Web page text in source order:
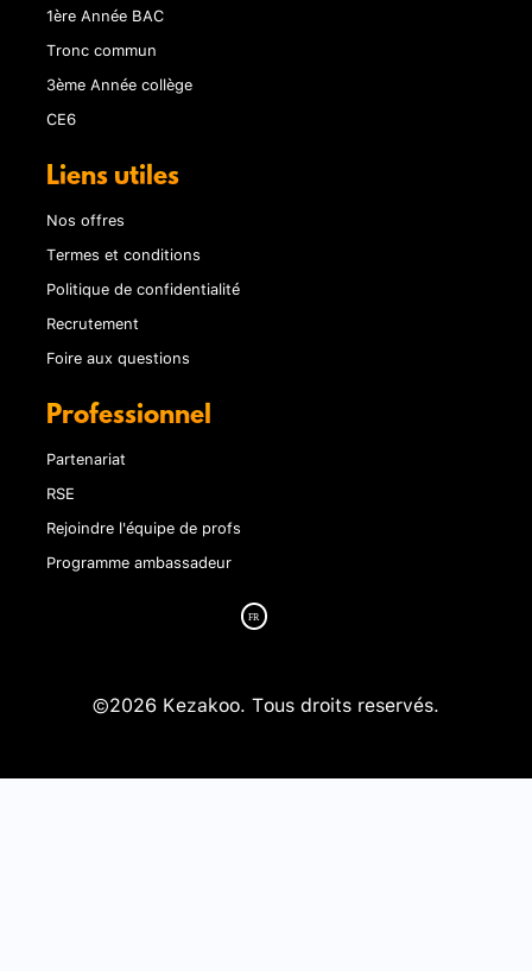
1ère Année BAC
Tronc commun
3ème Année collège
CE6
Liens utiles
Nos offres
Termes et conditions
Politique de confidentialité
Recrutement
Foire aux questions
Professionnel
Partenariat
RSE
Rejoindre l'équipe de profs
Programme ambassadeur
©2026 Kezakoo. Tous droits reservés.